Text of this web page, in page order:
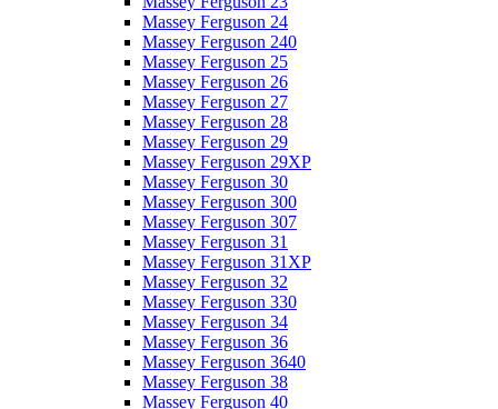
Massey Ferguson 24
Massey Ferguson 240
Massey Ferguson 25
Massey Ferguson 26
Massey Ferguson 27
Massey Ferguson 28
Massey Ferguson 29
Massey Ferguson 29XP
Massey Ferguson 30
Massey Ferguson 300
Massey Ferguson 307
Massey Ferguson 31
Massey Ferguson 31XP
Massey Ferguson 32
Massey Ferguson 330
Massey Ferguson 34
Massey Ferguson 36
Massey Ferguson 3640
Massey Ferguson 38
Massey Ferguson 40